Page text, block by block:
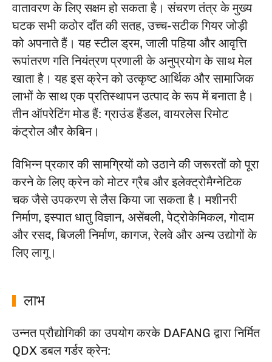
वातावरण के लिए सक्षम हो सकता है। संचरण तंत्र के मुख्य
घटक सभी कठोर दाँत की सतह, उच्च-सटीक गियर जोड़ी
को अपनाते हैं। यह स्टील ड्रम, जाली पहिया और आवृत्ति
रूपांतरण गति नियंत्रण प्रणाली के अनुप्रयोग के साथ मेल
खाता है। यह इस क्रेन को उत्कृष्ट आर्थिक और सामाजिक
लाभों के साथ एक प्रतिस्थापन उत्पाद के रूप में बनाता है।
तीन ऑपरेटिंग मोड हैं: ग्राउंड हैंडल, वायरलेस रिमोट
कंट्रोल और केबिन।
विभिन्न प्रकार की सामग्रियों को उठाने की जरूरतों को पूरा
करने के लिए क्रेन को मोटर ग्रैब और इलेक्ट्रोमैग्नेटिक
चक जैसे उपकरण से लैस किया जा सकता है। मशीनरी
निर्माण, इस्पात धातु विज्ञान, असेंबली, पेट्रोकेमिकल, गोदाम
और रसद, बिजली निर्माण, कागज, रेलवे और अन्य उद्योगों के
लिए लागू।
लाभ
उन्नत प्रौद्योगिकी का उपयोग करके DAFANG द्वारा निर्मित
QDX डबल गर्डर क्रेन: